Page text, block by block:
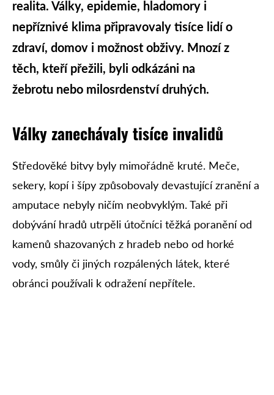
realita. Války, epidemie, hladomory i
nepříznivé klima připravovaly tisíce lidí o
zdraví, domov i možnost obživy. Mnozí z
těch, kteří přežili, byli odkázáni na
žebrotu nebo milosrdenství druhých.
Války zanechávaly tisíce invalidů
Středověké bitvy byly mimořádně kruté. Meče,
sekery, kopí i šípy způsobovaly devastující zranění a
amputace nebyly ničím neobvyklým. Také při
dobývání hradů utrpěli útočníci těžká poranění od
kamenů shazovaných z hradeb nebo od horké
vody, smůly či jiných rozpálených látek, které
obránci používali k odražení nepřítele.